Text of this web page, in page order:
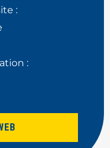
:
: